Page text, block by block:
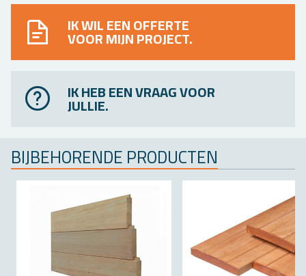
IK WIL EEN OFFERTE
VOOR MIJN PROJECT.
IK HEB EEN VRAAG VOOR
JULLIE.
BIJ­BE­HO­REN­DE PRO­DUC­TEN